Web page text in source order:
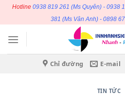
dung
Hotline 0938 819 261 (Ms Quyên) - 0938
381 (Ms Vân Anh) - 0898
Chỉ đường E-mail
TIN TỨC